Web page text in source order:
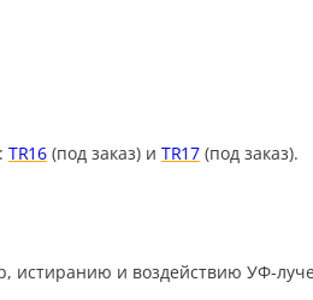
:TR16(под заказ) и TR17(под заказ).
истиранию и воздействию УФ-